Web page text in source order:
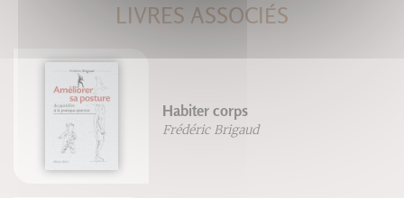
LIVRES ASSOCIÉS
Habiter corps
Frédéric Brigaud